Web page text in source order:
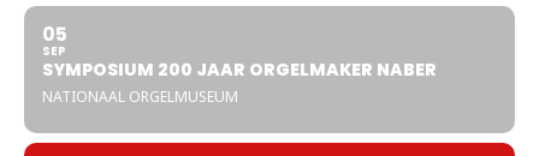
05
SEP
SYMPOSIUM 200 JAAR ORGELMAKER NABER
NATIONAAL ORGELMUSEUM